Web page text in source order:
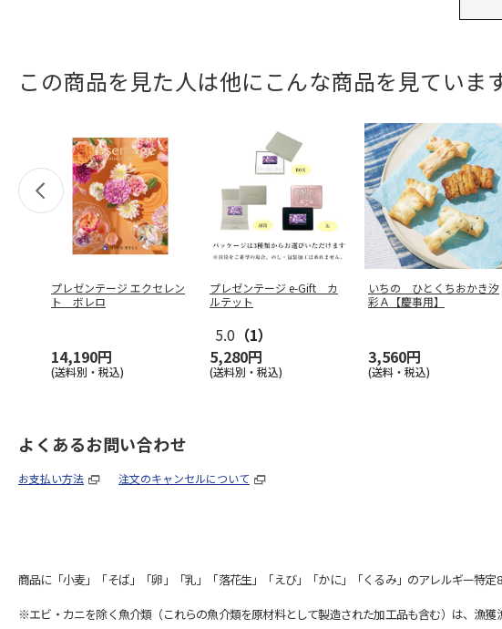
この商品を見た人は他にこんな商品を見ています
プレゼンテージ エクセレン
ト ボレロ
14,190円
(送料別・税込)
プレゼンテージ e-Gift カ
ルテット
5.0 （1）
5,280円
(送料別・税込)
いちの ひとくちおかき汐
彩Ａ【慶事用】
3,560円
(送料・税込)
よくあるお問い合わせ
お支払い方法 注文のキャンセルについて
商品に「小麦」「そば」「卵」「乳」「落花生」「えび」「かに」「くるみ」のアレルギー特定
※エビ・カニを除く魚介類（これらの魚介類を原材料として製造された加工品も含む）は、漁